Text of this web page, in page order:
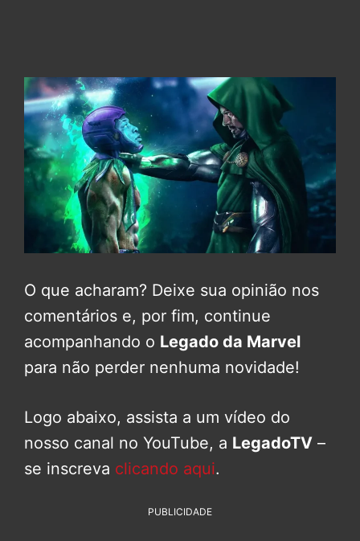
O que acharam? Deixe sua opinião nos
comentários e, por fim, continue
acompanhando o Legado da Marvel
para não perder nenhuma novidade!
Logo abaixo, assista a um vídeo do
nosso canal no YouTube, a LegadoTV –
se inscreva clicando aqui.
PUBLICIDADE